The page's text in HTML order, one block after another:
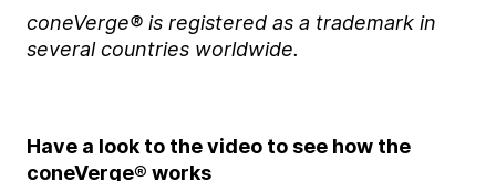
coneVerge® is registered as a trademark in
several countries worldwide.
Have a look to the video to see how the
coneVerge® works